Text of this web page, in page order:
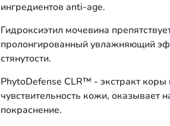
ингредиентов anti-age.
Гидроксиэтил мочевина
пролонгированный увлажняющий
стянутости.
PhytoDefense CLR™ - экстракт
чувствительность кожи,
покраснение.